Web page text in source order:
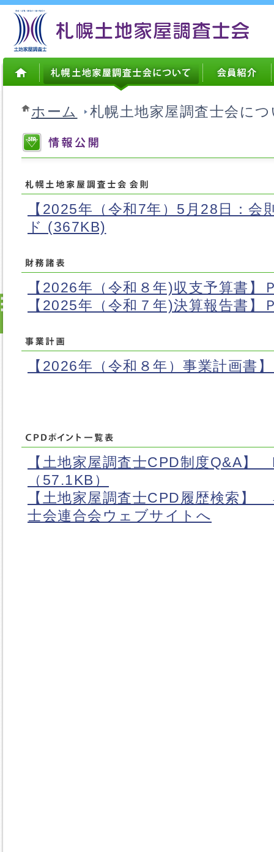
ホーム 札幌土地家屋調査士会に
【2025年（令和7年）5月28日：
ド (367KB)
【2026年（令和８年)収支予算書】
【2025年（令和７年)決算報告書】
【2026年（令和８年）事業計画書
【土地家屋調査士CPD制度Q&A
（57.1KB）
【土地家屋調査士CPD履歴検索
士会連合会ウェブサイトへ